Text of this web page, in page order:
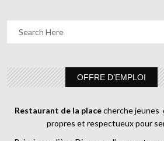
OFFRE D’EMPLOI
Restaurant de la placecherche jeunes
propres et respectueux pour